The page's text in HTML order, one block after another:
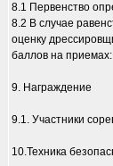
8.1 Первенство
8.2 В случае
оценку
баллов на
9. Награждение
9.1. Участники
10.Техника